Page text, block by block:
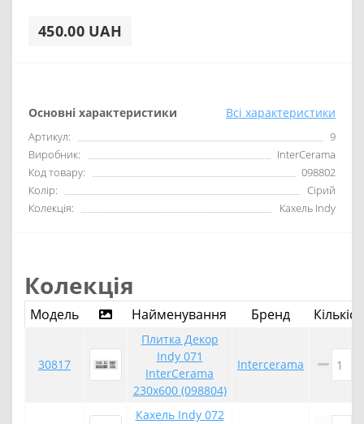
450.00 UAH
Основні характеристики Всі характеристики
Артикул:
9
Виробник:
InterCerama
Код товару:
098802
Колір:
Сірий
Колекція:
Кахель Indy
Колекція
Модель Найменування Бренд
30817
Плитка Декор
Indy 071
InterCerama
230x600 (098804)
Intercerama
Кахель Indy 072